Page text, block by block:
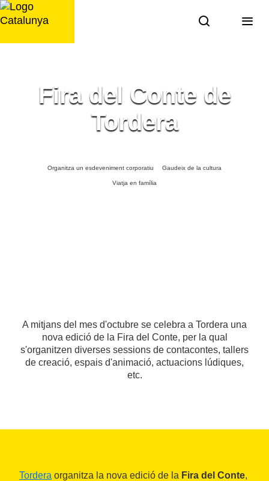
Saltar
al
Fira del Conte de
Tordera
Organitza un esdeveniment corporatiu Gaudeix de la cultura
Viatja en família
A mitjans del mes d'octubre se celebra a Tordera una
nova edició de la Fira del Conte, per la qual
s'organitzen diverses sessions de contacontes, tallers
de creació, espais d'animació, actuacions lúdiques,
etc.
Tordera organitza la nova edició de la Fira del Conte,